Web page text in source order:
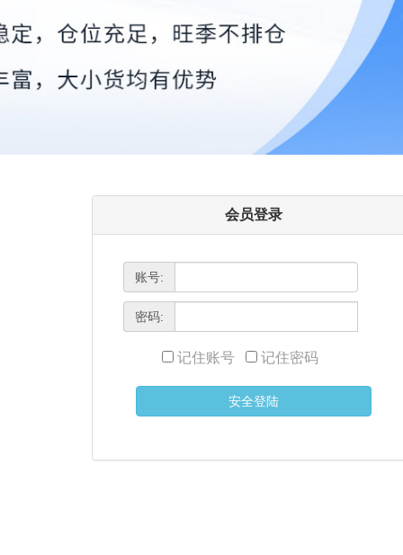
会员登录
账号:
密码:
记住账号 记住密码
安全登陆